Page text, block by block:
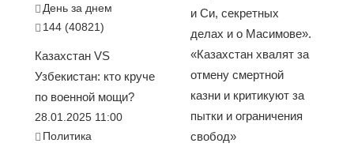
День за днем
144 (40821)
Казахстан VS
Узбекистан: кто круче
по военной мощи?
28.01.2025 11:00
Политика
и Си, секретных
делах и о Масимове».
«Казахстан хвалят за
отмену смертной
казни и критикуют за
пытки и ограничения
свобод»